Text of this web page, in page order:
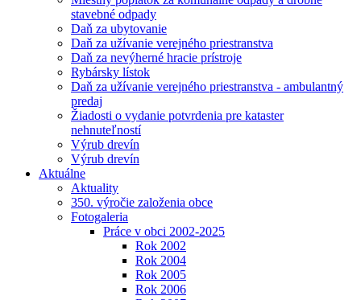
stavebné odpady
Daň za ubytovanie
Daň za užívanie verejného priestranstva
Daň za nevýherné hracie prístroje
Rybársky lístok
Daň za užívanie verejného priestranstva - ambulantný
predaj
Žiadosti o vydanie potvrdenia pre kataster
nehnuteľností
Výrub drevín
Výrub drevín
Aktuálne
Aktuality
350. výročie založenia obce
Fotogaleria
Práce v obci 2002-2025
Rok 2002
Rok 2004
Rok 2005
Rok 2006